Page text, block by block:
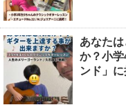
あなた
か？小
ンド」に